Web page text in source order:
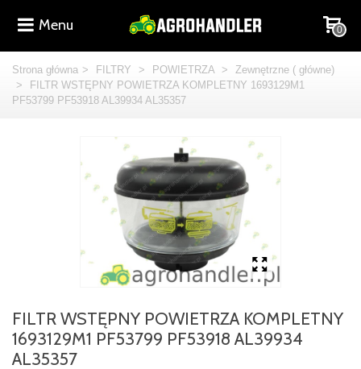
Menu 0
Strona główna > FILTRY > POWIETRZA >
Zewnętrzne ( główne)
>
FILTR WSTĘPNY POWIETRZA KOMPLETNY 1693129M1
PF53799 PF53918 AL39934 AL35357
FILTR WSTĘPNY POWIETRZA KOMPLETNY
1693129M1 PF53799 PF53918 AL39934
AL35357